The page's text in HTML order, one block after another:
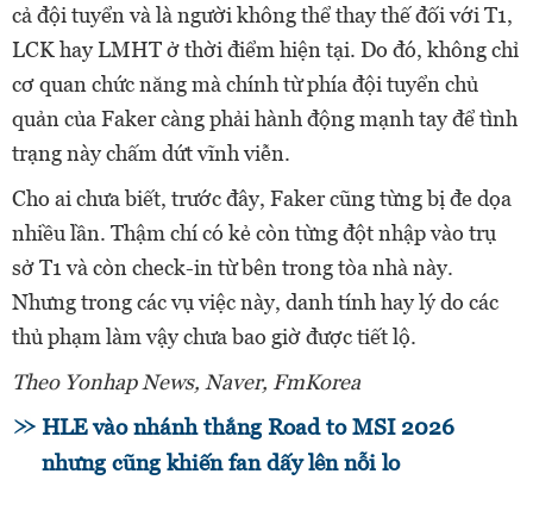
cả đội tuyển và là người không thể thay thế đối với T1,
LCK hay LMHT ở thời điểm hiện tại. Do đó, không chỉ
cơ quan chức năng mà chính từ phía đội tuyển chủ
quản của Faker càng phải hành động mạnh tay để tình
trạng này chấm dứt vĩnh viễn.
Cho ai chưa biết, trước đây, Faker cũng từng bị đe dọa
nhiều lần. Thậm chí có kẻ còn từng đột nhập vào trụ
sở T1 và còn check-in từ bên trong tòa nhà này.
Nhưng trong các vụ việc này, danh tính hay lý do các
thủ phạm làm vậy chưa bao giờ được tiết lộ.
Theo Yonhap News, Naver, FmKorea
HLE vào nhánh thắng Road to MSI 2026
nhưng cũng khiến fan dấy lên nỗi lo